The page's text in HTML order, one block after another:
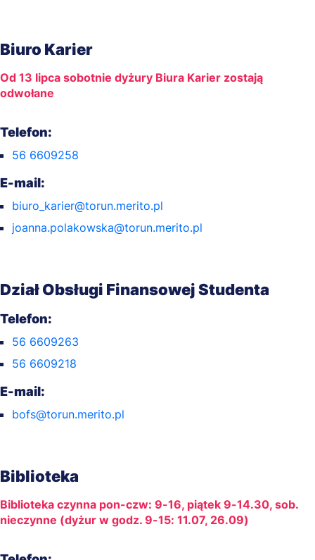
Biuro Karier
Od 13 lipca sobotnie dyżury Biura Karier zostają
odwołane
Telefon:
56 6609258
E-mail:
biuro_karier@torun.merito.pl
joanna.polakowska@torun.merito.pl
Dział Obsługi Finansowej Studenta
Telefon:
56 6609263
56 6609218
E-mail:
bofs@torun.merito.pl
Biblioteka
Biblioteka czynna pon-czw: 9-16, piątek 9-14.30, sob.
nieczynne (dyżur w godz. 9-15: 11.07, 26.09)